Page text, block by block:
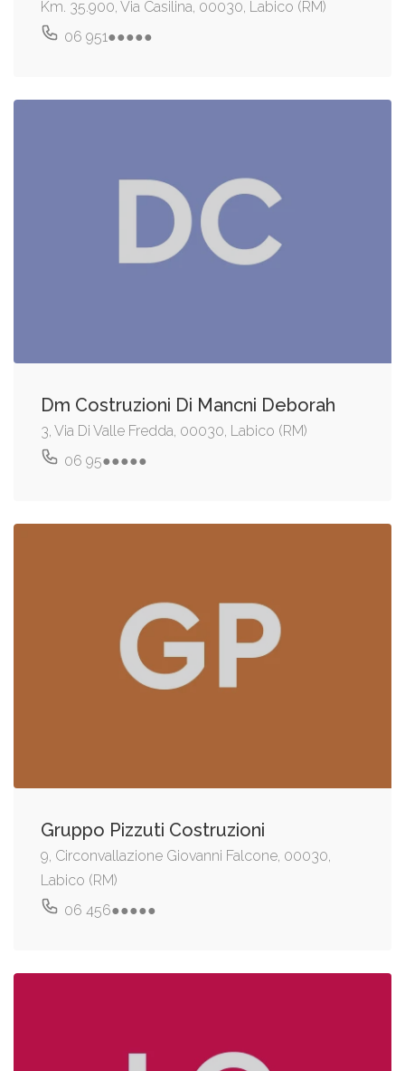
Km. 35.900, Via Casilina, 00030, Labico (RM)
06 951●●●●●
Dm Costruzioni Di Mancni Deborah
3, Via Di Valle Fredda, 00030, Labico (RM)
06 95●●●●●
Gruppo Pizzuti Costruzioni
9, Circonvallazione Giovanni Falcone, 00030,
Labico (RM)
06 456●●●●●